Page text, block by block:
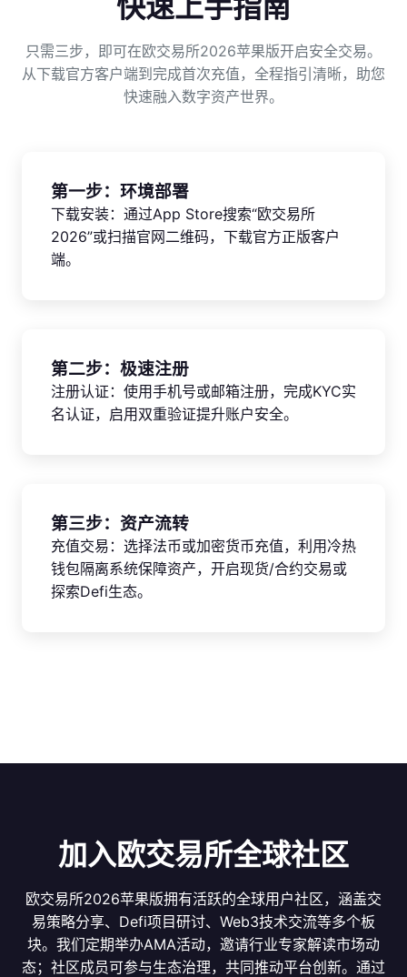
只需三步，即可在欧交易所2026苹果版开启安全交易。
从下载官方客户端到完成首次充值，全程指引清晰，助您
快速融入数字资产世界。
第一步：环境部署
下载安装：通过App Store搜索“欧交易所
2026”或扫描官网二维码，下载官方正版客户
端。
第二步：极速注册
注册认证：使用手机号或邮箱注册，完成KYC实
名认证，启用双重验证提升账户安全。
第三步：资产流转
充值交易：选择法币或加密货币充值，利用冷热
钱包隔离系统保障资产，开启现货/合约交易或
探索Defi生态。
加入欧交易所全球社区
欧交易所2026苹果版拥有活跃的全球用户社区，涵盖交
易策略分享、Defi项目研讨、Web3技术交流等多个板
块。我们定期举办AMA活动，邀请行业专家解读市场动
态；社区成员可参与生态治理，共同推动平台创新。通过